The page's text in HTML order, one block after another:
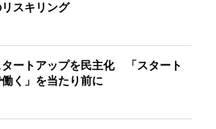
スキリング
タートアップを民主化 「スタート
く」を当たり前に